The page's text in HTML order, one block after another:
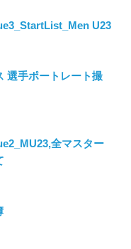
U23
選手ポートレート撮
全マスター